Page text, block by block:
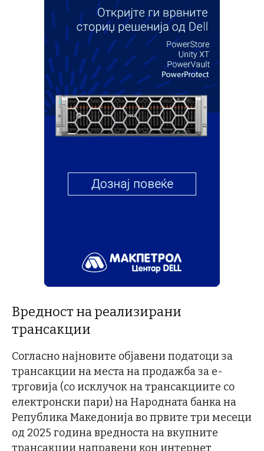
Вредност на реализирани
трансакции
Согласно најновите објавени податоци за
трансакции на места на продажба за е-
трговија (со исклучок на трансакциите со
електронски пари) на Народната банка на
Република Македонија во првите три месеци
од 2025 година вредноста на вкупните
трансакции направени кон интернет